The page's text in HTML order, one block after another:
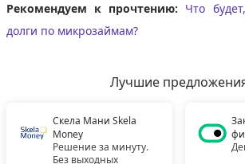
Рекомендуем к прочтению: Что
долги по микрозаймам?
Лучшие
Скела Мани Skela
Money
Решение за минуту.
Без выходных